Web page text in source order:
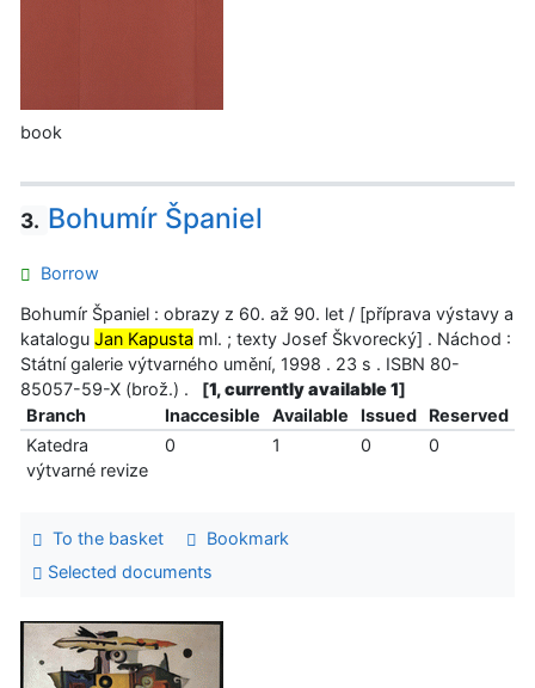
book
3. Bohumír Španiel
Borrow
Bohumír Španiel : obrazy z 60. až 90. let / [příprava výstavy a
katalogu Jan Kapusta ml. ; texty Josef Škvorecký] . Náchod :
Státní galerie výtvarného umění, 1998 . 23 s . ISBN 80-
85057-59-X (brož.) .
[1, currently available 1]
Branch
Inaccesible Available Issued
Reserved
Katedra
výtvarné revize
0 1 0 0
To the basket
Bookmark
Selected documents